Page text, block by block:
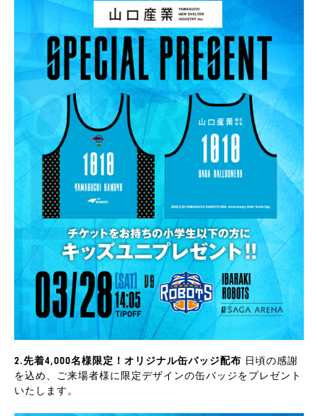
2.先着4,000名様限定！オリジナル缶バッジ配布 日頃の感謝
を込め、ご来場者様に限定デザインの缶バッジをプレゼント
いたします。